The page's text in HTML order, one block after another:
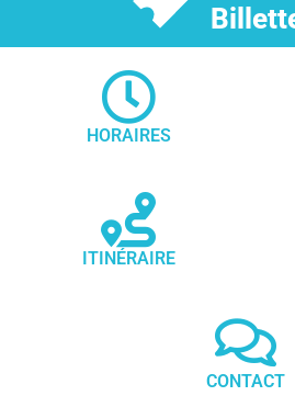
HORAIRES
ITINÉRAIRE
CONTACT